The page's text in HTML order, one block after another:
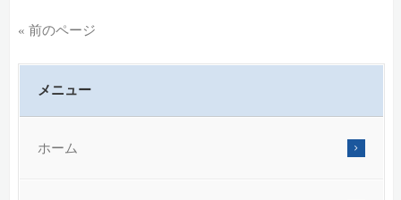
« 前のページ
メニュー
ホーム